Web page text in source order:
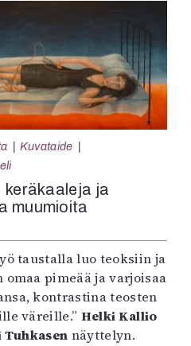
Kuvataide
keräkaaleja ja
muumioita
taustalla luo teoksiin ja
pimeää ja varjoisaa
kontrastina teosten
väreille.” Helki Kallio
Tuhkasen näyttelyn.